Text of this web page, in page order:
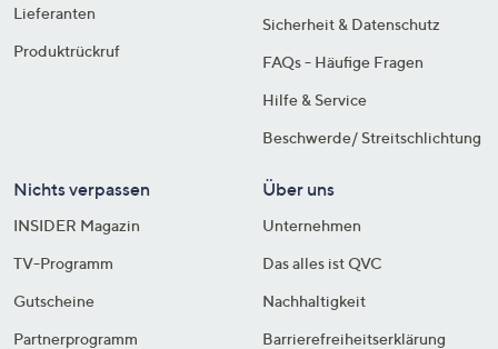
Lieferanten
Produktrückruf
Sicherheit & Datenschutz
FAQs - Häufige Fragen
Hilfe & Service
Beschwerde/ Streitschlichtung
Nichts verpassen
INSIDER Magazin
TV-Programm
Gutscheine
Partnerprogramm
Über uns
Unternehmen
Das alles ist QVC
Nachhaltigkeit
Barrierefreiheitserklärung